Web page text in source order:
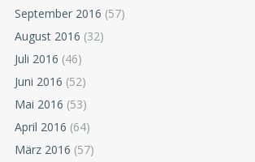
September 2016 (57)
August 2016 (32)
Juli 2016 (46)
Juni 2016 (52)
Mai 2016 (53)
April 2016 (64)
März 2016 (57)